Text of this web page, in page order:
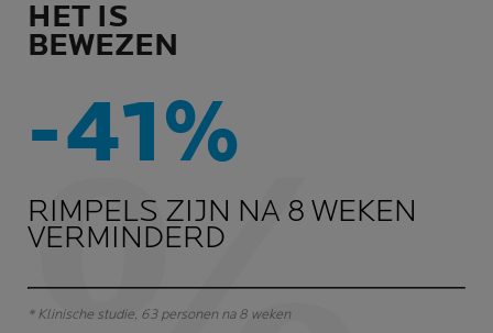
HET IS
BEWEZEN
-41%
RIMPELS ZIJN NA 8 WEKEN
VERMINDERD
* Klinische studie, 63 personen na 8 weken